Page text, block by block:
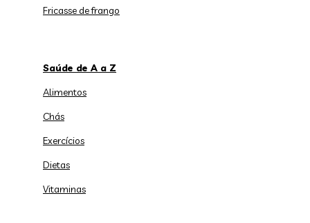
Fricasse de frango
Saúde de A a Z
Alimentos
Chás
Exercícios
Dietas
Vitaminas